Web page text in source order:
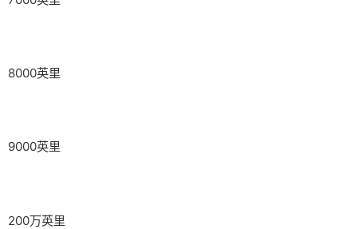
8000英里
9000英里
200万英里